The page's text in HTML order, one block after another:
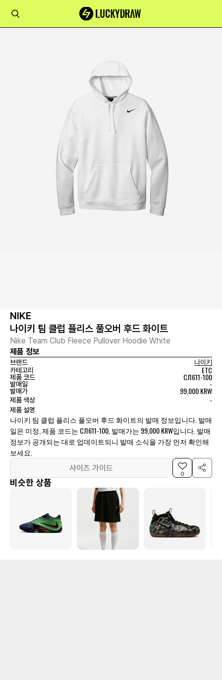
NIKE
나이키 팀 클럽 플리스 풀오버 후드 화이트
Nike Team Club Fleece Pullover Hoodie White
제품 정보
브랜드
나이키
카테고리
ETC
제품 코드 CJ1611-100
발매일 -
발매가 99,000 KRW
제품 색상 -
제품 설명
나이키 팀 클럽 플리스 풀오버 후드 화이트의 발매 정보입니다. 발매
일은 미정, 제품 코드는 CJ1611-100, 발매가는 99,000 KRW입니다. 발매
정보가 공개되는 대로 업데이트되니 발매 소식을 가장 먼저 확인해
보세요.
사이즈 가이드
0
비슷한 상품